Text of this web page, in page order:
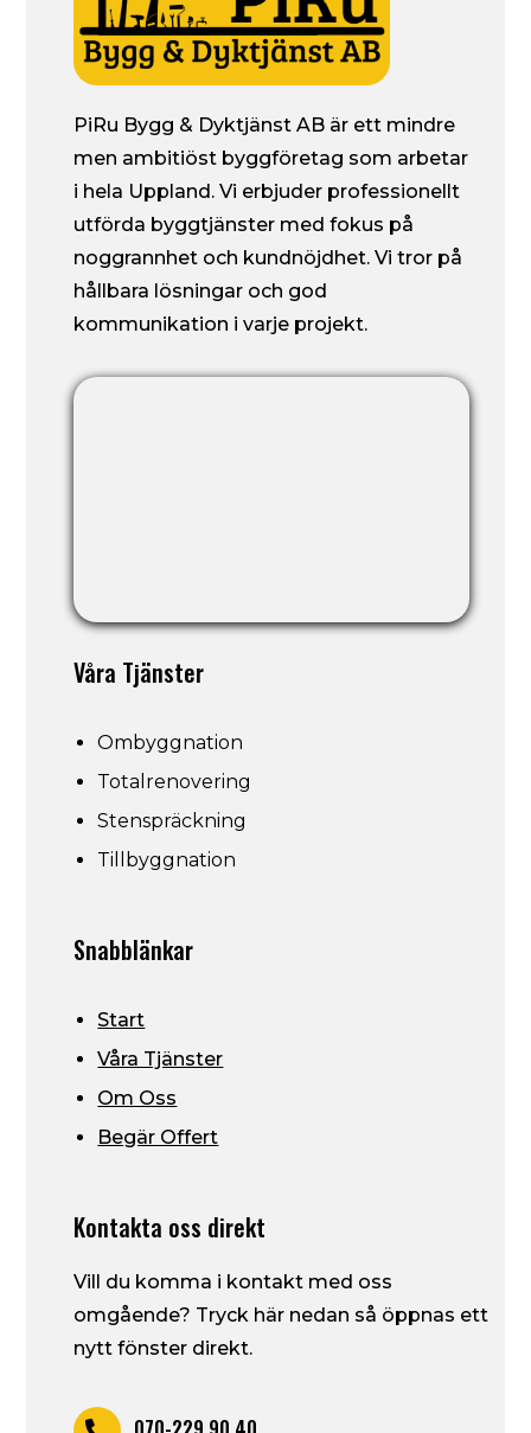
PiRu Bygg & Dyktjänst AB är ett mindre
men ambitiöst byggföretag som arbetar
i hela Uppland. Vi erbjuder professionellt
utförda byggtjänster med fokus på
noggrannhet och kundnöjdhet. Vi tror på
hållbara lösningar och god
kommunikation i varje projekt.
Våra Tjänster
Ombyggnation
Totalrenovering
Stenspräckning
Tillbyggnation
Snabblänkar
Start
Våra Tjänster
Om Oss
Begär Offert
Kontakta oss direkt
Vill du komma i kontakt med oss
omgående? Tryck här nedan så öppnas ett
nytt fönster direkt.